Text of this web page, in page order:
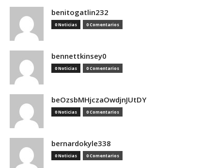
benitogatlin232
0 Noticias 0 Comentarios
bennettkinsey0
0 Noticias 0 Comentarios
beOzsbMHjczaOwdjnJUtDY
0 Noticias 0 Comentarios
bernardokyle338
0 Noticias 0 Comentarios